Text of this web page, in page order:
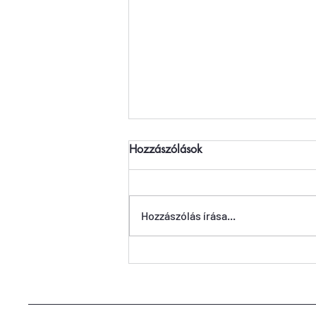
Hozzászólások
Hozzászólás írása...